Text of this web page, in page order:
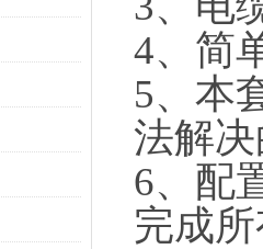
4、简
5、本
法解
6、配
完成